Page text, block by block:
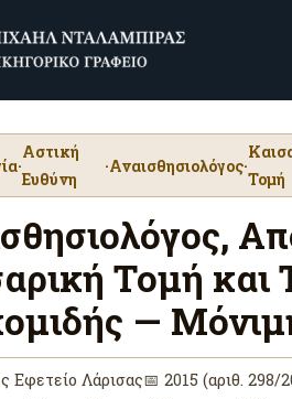
·
Αστική
Ευθύνη
·Αναισθησιολόγος·
Τομή
Τομή
—
Εφετείο Λάρισας📅 2015 (αριθ. 298/